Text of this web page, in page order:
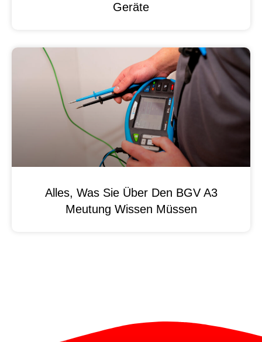
Geräte
Alles, Was Sie Über Den BGV A3
Meutung Wissen Müssen